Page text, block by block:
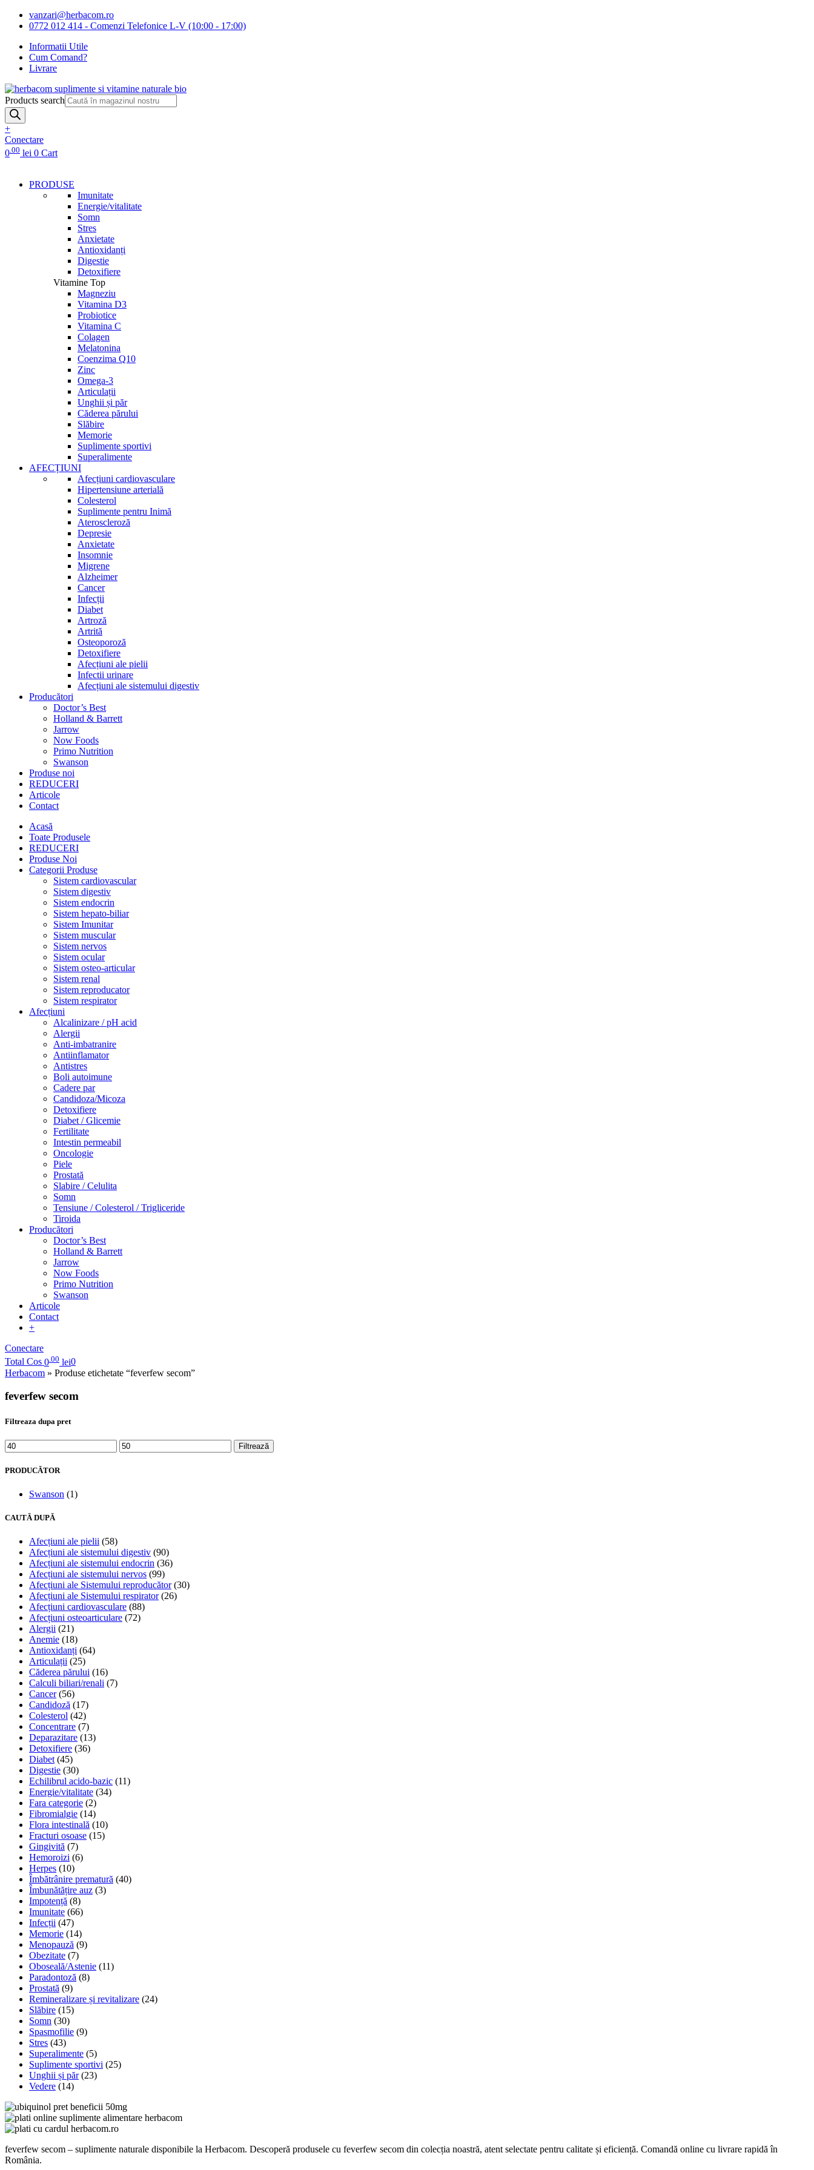
vanzari@herbacom.ro
0772 012 414 - Comenzi Telefonice L-V (10:00 - 17:00)
Informatii Utile
Cum Comand?
Livrare
Products search
+
Conectare
0.00 lei 0 Cart
PRODUSE
Imunitate
Energie/vitalitate
Somn
Stres
Anxietate
Antioxidanți
Digestie
Detoxifiere
Vitamine Top
Magneziu
Vitamina D3
Probiotice
Vitamina C
Colagen
Melatonina
Coenzima Q10
Zinc
Omega-3
Articulații
Unghii și păr
Căderea părului
Slăbire
Memorie
Suplimente sportivi
Superalimente
AFECȚIUNI
Afecțiuni cardiovasculare
Hipertensiune arterială
Colesterol
Suplimente pentru Inimă
Ateroscleroză
Depresie
Anxietate
Insomnie
Migrene
Alzheimer
Cancer
Infecții
Diabet
Artroză
Artrită
Osteoporoză
Detoxifiere
Afecțiuni ale pielii
Infectii urinare
Afecțiuni ale sistemului digestiv
Producători
Doctor’s Best
Holland & Barrett
Jarrow
Now Foods
Primo Nutrition
Swanson
Produse noi
REDUCERI
Articole
Contact
Acasă
Toate Produsele
REDUCERI
Produse Noi
Categorii Produse
Sistem cardiovascular
Sistem digestiv
Sistem endocrin
Sistem hepato-biliar
Sistem Imunitar
Sistem muscular
Sistem nervos
Sistem ocular
Sistem osteo-articular
Sistem renal
Sistem reproducator
Sistem respirator
Afecțiuni
Alcalinizare / pH acid
Alergii
Anti-imbatranire
Antiinflamator
Antistres
Boli autoimune
Cadere par
Candidoza/Micoza
Detoxifiere
Diabet / Glicemie
Fertilitate
Intestin permeabil
Oncologie
Piele
Prostată
Slabire / Celulita
Somn
Tensiune / Colesterol / Trigliceride
Tiroida
Producători
Doctor’s Best
Holland & Barrett
Jarrow
Now Foods
Primo Nutrition
Swanson
Articole
Contact
+
Conectare
Total Cos 0 .00 lei0
Herbacom » Produse etichetate “feverfew secom”
feverfew secom
Filtreaza dupa pret
Filtrează
PRODUCĂTOR
Swanson (1)
CAUTĂ DUPĂ
Afecțiuni ale pielii (58)
Afecțiuni ale sistemului digestiv (90)
Afecțiuni ale sistemului endocrin (36)
Afecțiuni ale sistemului nervos (99)
Afecțiuni ale Sistemului reproducător (30)
Afecțiuni ale Sistemului respirator (26)
Afecțiuni cardiovasculare (88)
Afecțiuni osteoarticulare (72)
Alergii (21)
Anemie (18)
Antioxidanți (64)
Articulații (25)
Căderea părului (16)
Calculi biliari/renali (7)
Cancer (56)
Candidoză (17)
Colesterol (42)
Concentrare (7)
Deparazitare (13)
Detoxifiere (36)
Diabet (45)
Digestie (30)
Echilibrul acido-bazic (11)
Energie/vitalitate (34)
Fara categorie (2)
Fibromialgie (14)
Flora intestinală (10)
Fracturi osoase (15)
Gingivită (7)
Hemoroizi (6)
Herpes (10)
Îmbătrânire prematură (40)
Îmbunătățire auz (3)
Impotență (8)
Imunitate (66)
Infecții (47)
Memorie (14)
Menopauză (9)
Obezitate (7)
Oboseală/Astenie (11)
Paradontoză (8)
Prostată (9)
Remineralizare și revitalizare (24)
Slăbire (15)
Somn (30)
Spasmofilie (9)
Stres (43)
Superalimente (5)
Suplimente sportivi (25)
Unghii și păr (23)
Vedere (14)
feverfew secom – suplimente naturale disponibile la Herbacom. Descoperă produsele cu feverfew secom din colecția noastră, atent selectate pentru calitate și eficiență. Comandă online cu livrare rapidă în
România.